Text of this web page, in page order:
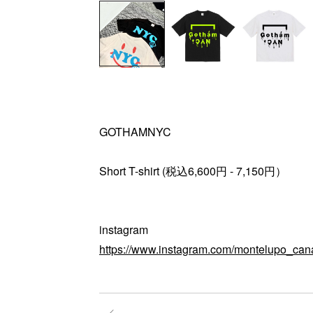
GOTHAMNYC
Short T-shirt (税込6,600円 - 7,150円）
instagram
https://www.instagram.com/